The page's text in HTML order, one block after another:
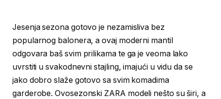
Jesenja sezona gotovo je nezamisliva bez
popularnog balonera, a ovaj moderni mantil
odgovara baš svim prilikama te ga je veoma lako
uvrstiti u svakodnevni stajling, imajući u vidu da se
jako dobro slaže gotovo sa svim komadima
garderobe. Ovosezonski ZARA modeli nešto su širi, a